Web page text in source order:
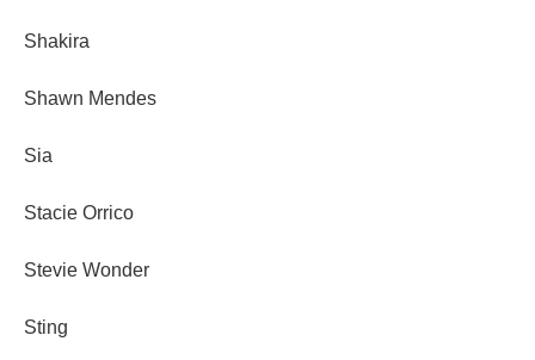
Shakira
Shawn Mendes
Sia
Stacie Orrico
Stevie Wonder
Sting